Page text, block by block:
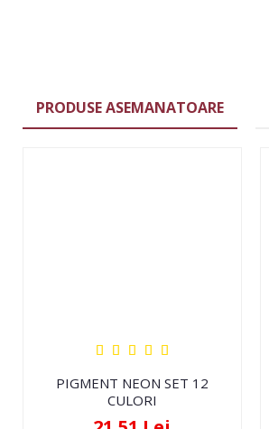
PRODUSE ASEMANATOARE
PIGMENT NEON SET 12
CULORI